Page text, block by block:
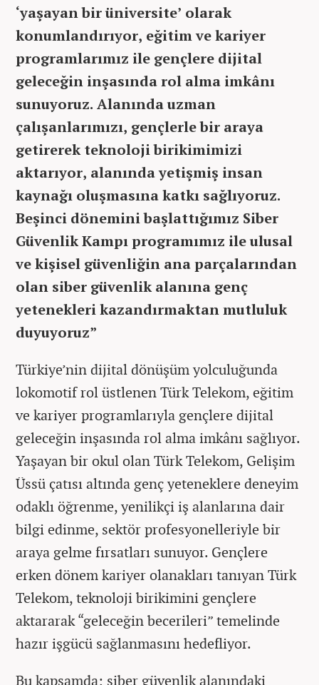
‘yaşayan bir üniversite’ olarak
konumlandırıyor, eğitim ve kariyer
programlarımız ile gençlere dijital
geleceğin inşasında rol alma imkânı
sunuyoruz. Alanında uzman
çalışanlarımızı, gençlerle bir araya
getirerek teknoloji birikimimizi
aktarıyor, alanında yetişmiş insan
kaynağı oluşmasına katkı sağlıyoruz.
Beşinci dönemini başlattığımız Siber
Güvenlik Kampı programımız ile ulusal
ve kişisel güvenliğin ana parçalarından
olan siber güvenlik alanına genç
yetenekleri kazandırmaktan mutluluk
duyuyoruz”
Türkiye’nin dijital dönüşüm yolculuğunda
lokomotif rol üstlenen Türk Telekom, eğitim
ve kariyer programlarıyla gençlere dijital
geleceğin inşasında rol alma imkânı sağlıyor.
Yaşayan bir okul olan Türk Telekom, Gelişim
Üssü çatısı altında genç yeteneklere deneyim
odaklı öğrenme, yenilikçi iş alanlarına dair
bilgi edinme, sektör profesyonelleriyle bir
araya gelme fırsatları sunuyor. Gençlere
erken dönem kariyer olanakları tanıyan Türk
Telekom, teknoloji birikimini gençlere
aktararak “geleceğin becerileri” temelinde
hazır işgücü sağlanmasını hedefliyor.
Bu kapsamda; siber güvenlik alanındaki